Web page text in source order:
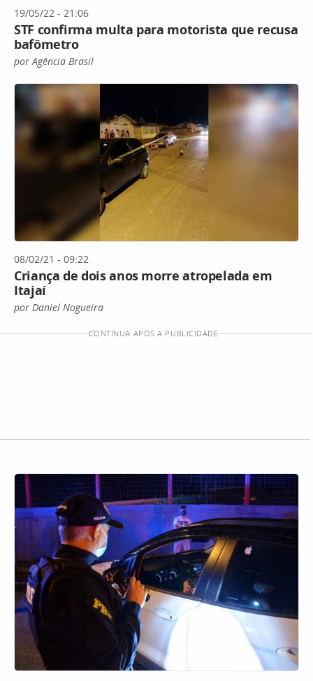
19/05/22 - 21:06
STF confirma multa para motorista que recusa
bafômetro
por Agência Brasil
08/02/21 - 09:22
Criança de dois anos morre atropelada em
Itajaí
por Daniel Nogueira
CONTINUA APÓS A PUBLICIDADE